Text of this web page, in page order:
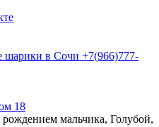
в Сочи +7(966)777-
18
мальчика, Голубой,